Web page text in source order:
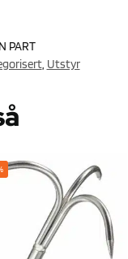
PART
, Utstyr